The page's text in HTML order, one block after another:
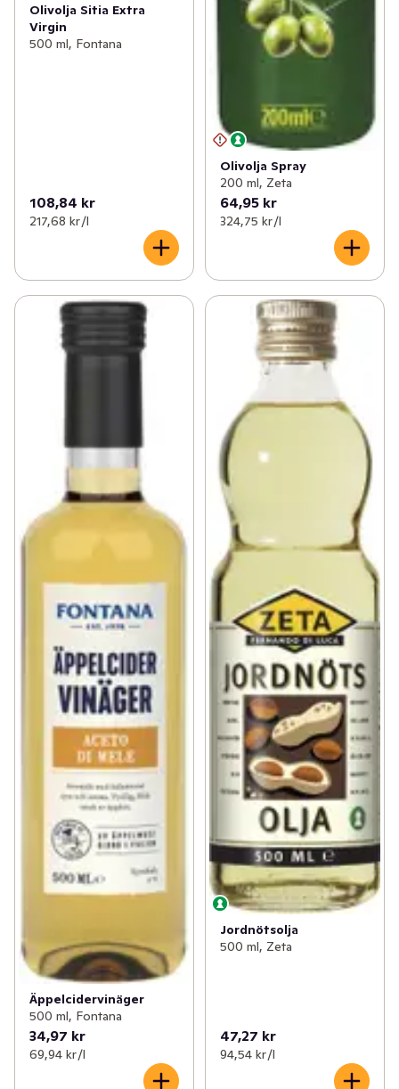
Olivolja Sitia Extra
Virgin
500 ml, Fontana
108,84 kr
217,68 kr /l
Olivolja Spray
200 ml, Zeta
64,95 kr
324,75 kr /l
Äppelcidervinäger
500 ml, Fontana
34,97 kr
69,94 kr /l
Jordnötsolja
500 ml, Zeta
47,27 kr
94,54 kr /l